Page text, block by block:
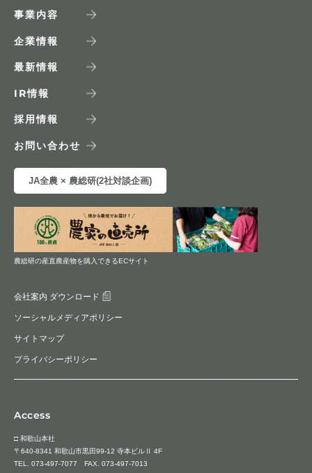
事業内容
企業情報
最新情報
IR情報
採用情報
お問い合わせ
JA全農 × 農総研(2社対談企画)
農総研の産直農産物を購入できるECサイト
会社案内 ダウンロード
ソーシャルメディアポリシー
サイトマップ
プライバシーポリシー
Access
□ 和歌山本社
〒640-8341 和歌山市黒田99-12 寺本ビルⅡ 4F
TEL. 073-497-7077 FAX. 073-497-7013